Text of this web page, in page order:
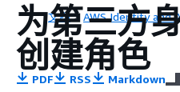
文档 AWS Identity and
为第三方
创建角色
PDF RSS Markdown